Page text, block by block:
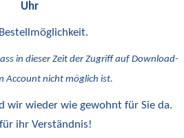
Uhr
in dieser Zeit der Zugriff auf Download-
Account nicht möglich ist.
wir wieder wie gewohnt für Sie da.
ihr Verständnis!